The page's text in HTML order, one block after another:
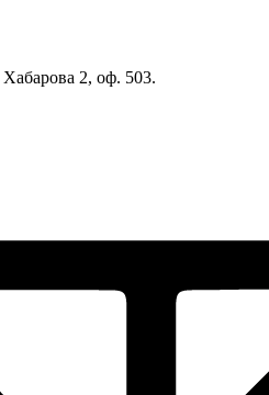
2, оф. 503.